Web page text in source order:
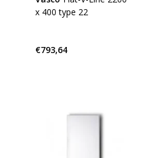
x 400 type 22
€793,64